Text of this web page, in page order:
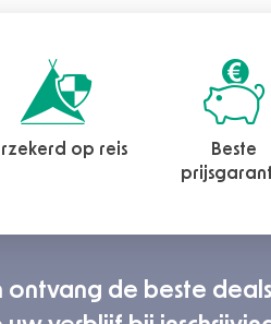
op reis
Beste
ontvang de beste deals